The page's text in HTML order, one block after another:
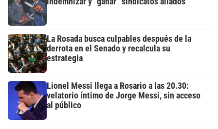
La Rosada busca culpables después de la
derrota en el Senado y recalcula su
estrategia
Lionel Messi llega a Rosario a las 20.30:
velatorio íntimo de Jorge Messi, sin acceso
al público